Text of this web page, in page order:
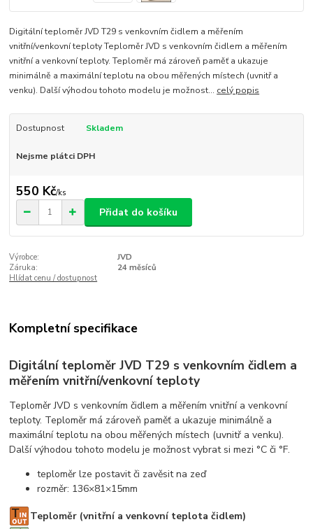
Digitální teploměr JVD T29 s venkovním čidlem a měřením
vnitřní/venkovní teploty Teploměr JVD s venkovním čidlem a měřením
vnitřní a venkovní teploty. Teploměr má zároveň paměť a ukazuje
minimálně a maximální teplotu na obou měřených místech (uvnitř a
venku). Další výhodou tohoto modelu je možnost... celý popis
Dostupnost Skladem
Nejsme plátci DPH
550 Kč/ks
Přidat do košíku
Výrobce:
JVD
Záruka:
24 měsíců
Hlídat cenu / dostupnost
Kompletní specifikace
Digitální teploměr JVD T29 s venkovním čidlem a
měřením vnitřní/venkovní teploty
Teploměr JVD s venkovním čidlem a měřením vnitřní a venkovní
teploty. Teploměr má zároveň paměť a ukazuje minimálně a
maximální teplotu na obou měřených místech (uvnitř a venku).
Další výhodou tohoto modelu je možnost vybrat si mezi °C či °F.
teploměr lze postavit či zavěsit na zeď
rozměr: 136×81×15mm
Teploměr (vnitřní a venkovní teplota čidlem)